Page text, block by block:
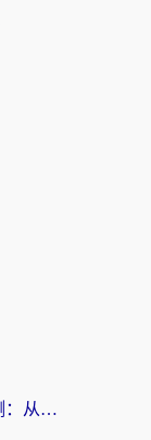
如何翻墙到中国免费？海外党亲测：从踩坑到选对加速器的全攻略